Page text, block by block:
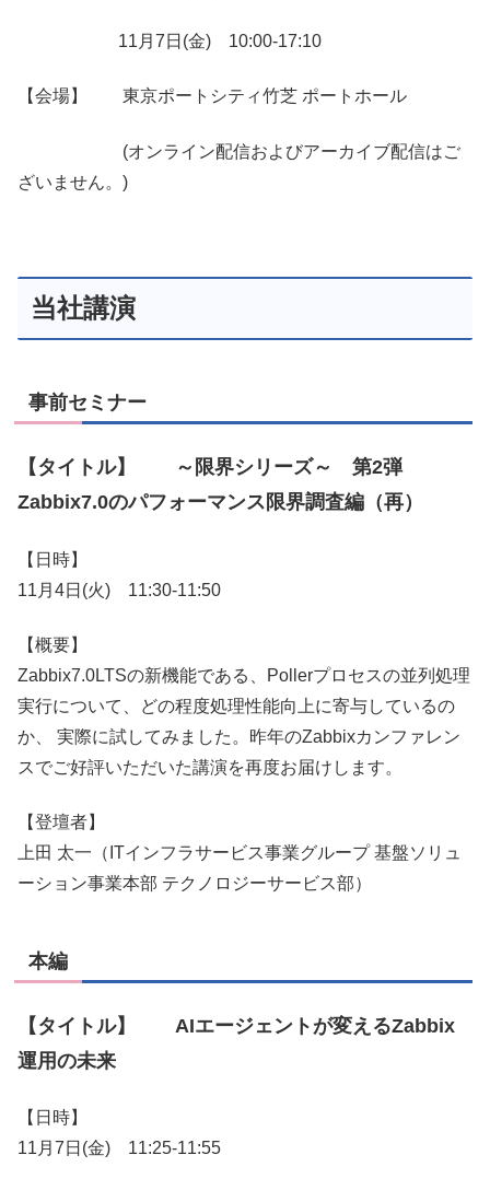
11月7日(金) 10:00-17:10
【会場】 東京ポートシティ竹芝 ポートホール
(オンライン配信およびアーカイブ配信はご
ざいません。)
当社講演
事前セミナー
【タイトル】 ～限界シリーズ～ 第2弾
Zabbix7.0のパフォーマンス限界調査編（再）
【日時】
11月4日(火) 11:30-11:50
【概要】
Zabbix7.0LTSの新機能である、Pollerプロセスの並列処理
実行について、どの程度処理性能向上に寄与しているの
か、 実際に試してみました。昨年のZabbixカンファレン
スでご好評いただいた講演を再度お届けします。
【登壇者】
上田 太一（ITインフラサービス事業グループ 基盤ソリュ
ーション事業本部 テクノロジーサービス部）
本編
【タイトル】 AIエージェントが変えるZabbix
運用の未来
【日時】
11月7日(金) 11:25-11:55